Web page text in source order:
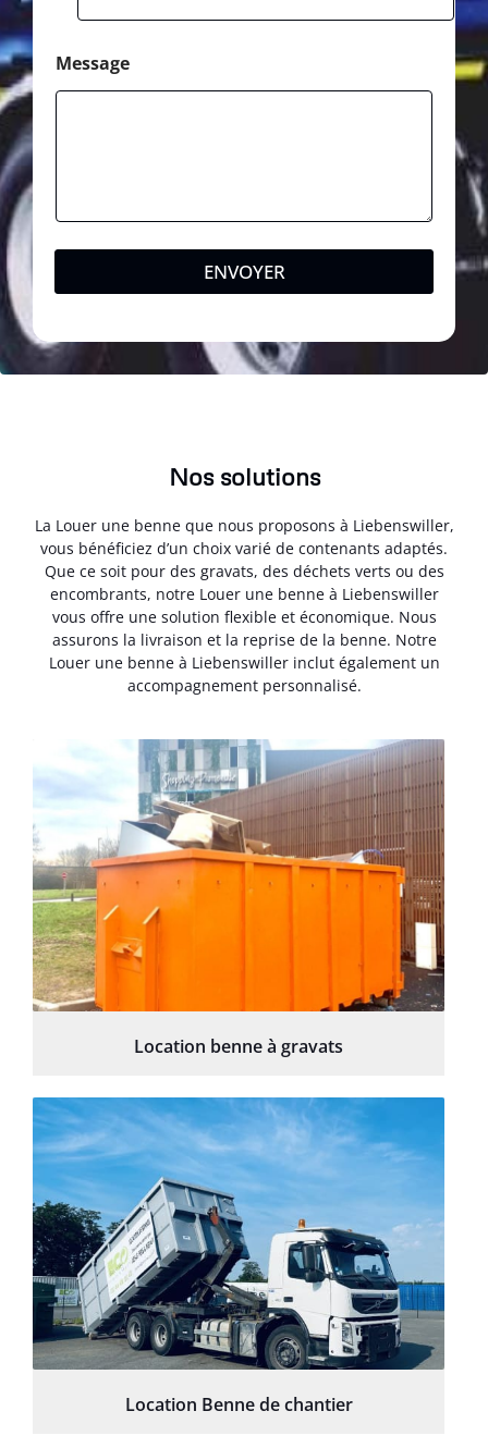
Message
ENVOYER
Nos solutions
La Louer une benne que nous proposons à Liebenswiller,
vous bénéficiez d’un choix varié de contenants adaptés.
Que ce soit pour des gravats, des déchets verts ou des
encombrants, notre Louer une benne à Liebenswiller
vous offre une solution flexible et économique. Nous
assurons la livraison et la reprise de la benne. Notre
Louer une benne à Liebenswiller inclut également un
accompagnement personnalisé.
Location benne à gravats
Location Benne de chantier